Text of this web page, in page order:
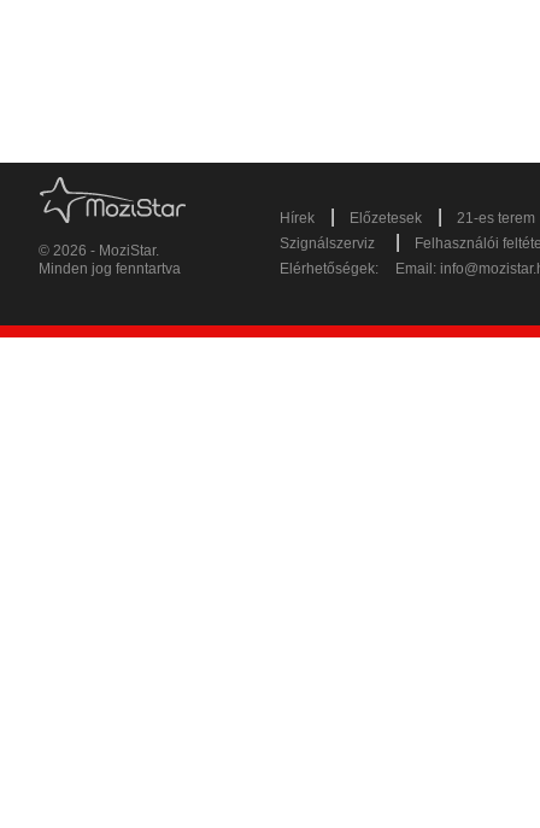
© 2026 - MoziStar.
Minden jog fenntartva
Hírek Előzetesek
21-es terem
Szignálszerviz
Felhasználói
Elérhetőségek:
Email: